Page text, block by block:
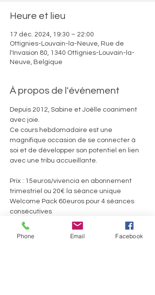
Heure et lieu
17 déc. 2024, 19:30 – 22:00
Ottignies-Louvain-la-Neuve, Rue de
l'Invasion 80, 1340 Ottignies-Louvain-la-
Neuve, Belgique
À propos de l'événement
Depuis 2012, Sabine et Joëlle coaniment
avec joie.
Ce cours hebdomadaire est une
magnifique occasion de se connecter à
soi et de développer son potentiel en lien
avec une tribu accueillante.
Prix : 15euros/vivencia en abonnement
trimestriel ou 20€ la séance unique
Welcome Pack 60euros pour 4 séances
consécutives
Ils.Elles témoignent :
Afficher plus
Phone Email Facebook